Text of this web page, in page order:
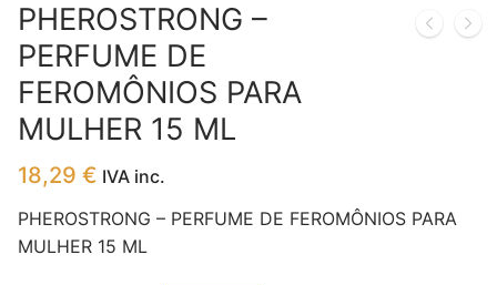
PHEROSTRONG –
PERFUME DE
FEROMÔNIOS PARA
MULHER 15 ML
18,29 € IVA inc.
PHEROSTRONG – PERFUME DE FEROMÔNIOS PARA
MULHER 15 ML